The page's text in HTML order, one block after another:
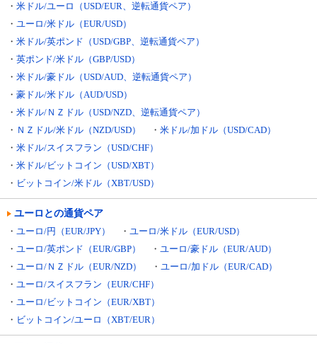
・ 米ドル/ユーロ（USD/EUR、逆転通貨ペア）
・ ユーロ/米ドル（EUR/USD）
・ 米ドル/英ポンド（USD/GBP、逆転通貨ペア）
・ 英ポンド/米ドル（GBP/USD）
・ 米ドル/豪ドル（USD/AUD、逆転通貨ペア）
・ 豪ドル/米ドル（AUD/USD）
・ 米ドル/ＮＺドル（USD/NZD、逆転通貨ペア）
・ ＮＺドル/米ドル（NZD/USD） ・ 米ドル/加ドル（USD/CAD）
・ 米ドル/スイスフラン（USD/CHF）
・ 米ドル/ビットコイン（USD/XBT）
・ ビットコイン/米ドル（XBT/USD）
ユーロとの通貨ペア
・ ユーロ/円（EUR/JPY） ・ ユーロ/米ドル（EUR/USD）
・ ユーロ/英ポンド（EUR/GBP） ・ ユーロ/豪ドル（EUR/AUD）
・ ユーロ/ＮＺドル（EUR/NZD） ・ ユーロ/加ドル（EUR/CAD）
・ ユーロ/スイスフラン（EUR/CHF）
・ ユーロ/ビットコイン（EUR/XBT）
・ ビットコイン/ユーロ（XBT/EUR）